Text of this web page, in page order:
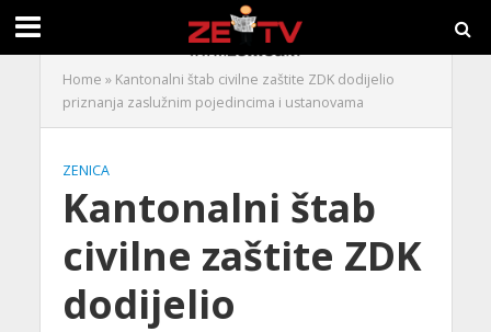
Home » Kantonalni štab civilne zaštite ZDK dodijelio
priznanja zaslužnim pojedincima i ustanovama
ZENICA
Kantonalni štab
civilne zaštite ZDK
dodijelio